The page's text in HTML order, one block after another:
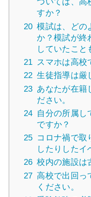
ついては、高
すか？
20 模試は、どの
か？模試が終
していたこと
21 スマホは高校
22 生徒指導は厳
23 あなたが在籍
ださい。
24 自分の所属し
ですか？
25 コロナ禍で取
したりしたイ
26 校内の施設は
27 高校で出回っ
ください。